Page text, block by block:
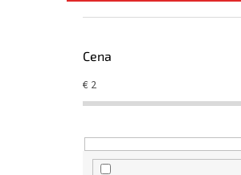
Cena
€ 2